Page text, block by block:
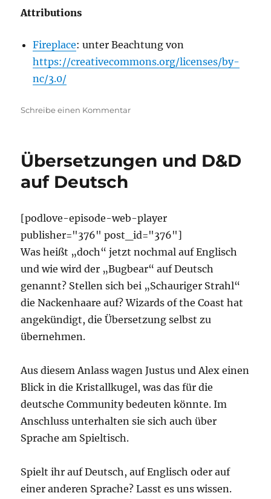
Attributions
Fireplace: unter Beachtung von
https://creativecommons.org/licenses/by-
nc/3.0/
Schreibe einen Kommentarzu
Übersetzungen und D&D
auf Deutsch
[podlove-episode-web-player
publisher="376" post_id="376"]
Was heißt „doch“ jetzt nochmal auf Englisch
und wie wird der „Bugbear“ auf Deutsch
genannt? Stellen sich bei „Schauriger Strahl“
die Nackenhaare auf? Wizards of the Coast hat
angekündigt, die Übersetzung selbst zu
übernehmen.
Aus diesem Anlass wagen Justus und Alex einen
Blick in die Kristallkugel, was das für die
deutsche Community bedeuten könnte. Im
Anschluss unterhalten sie sich auch über
Sprache am Spieltisch.
Spielt ihr auf Deutsch, auf Englisch oder auf
einer anderen Sprache? Lasst es uns wissen.